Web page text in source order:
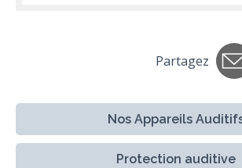
Partagez
Nos Appareils
Protection auditive